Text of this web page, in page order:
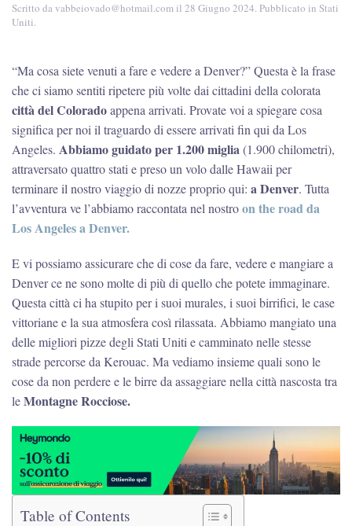
Scritto davabbeiovado@hotmail.com il 28 Giugno 2024. Pubblicato in Stati
Uniti.
“Ma cosa siete venuti a fare e vedere a Denver?” Questa è la frase
che ci siamo sentiti ripetere più volte dai cittadini della colorata
città del Coloradoappena arrivati. Provate voi a spiegare cosa
significa per noi il traguardo di essere arrivati fin qui da Los
Angeles. Abbiamo guidato per 1.200 miglia(1.900 chilometri),
attraversato quattro stati e preso un volo dalle Hawaii per
terminare il nostro viaggio di nozze proprio qui: a Denver. Tutta
l’avventura ve l’abbiamo raccontata nel nostroon the road da
Los Angeles a Denver.
E vi possiamo assicurare che di cose da fare, vedere e mangiare a
Denver ce ne sono molte di più di quello che potete immaginare.
Questa città ci ha stupito per i suoi murales, i suoi birrifici, le case
vittoriane e la sua atmosfera così rilassata. Abbiamo mangiato una
delle migliori pizze degli Stati Uniti e camminato nelle stesse
strade percorse da Kerouac. Ma vediamo insieme quali sono le
cose da non perdere e le birre da assaggiare nella città nascosta tra
leMontagne Rocciose.
Table of Contents